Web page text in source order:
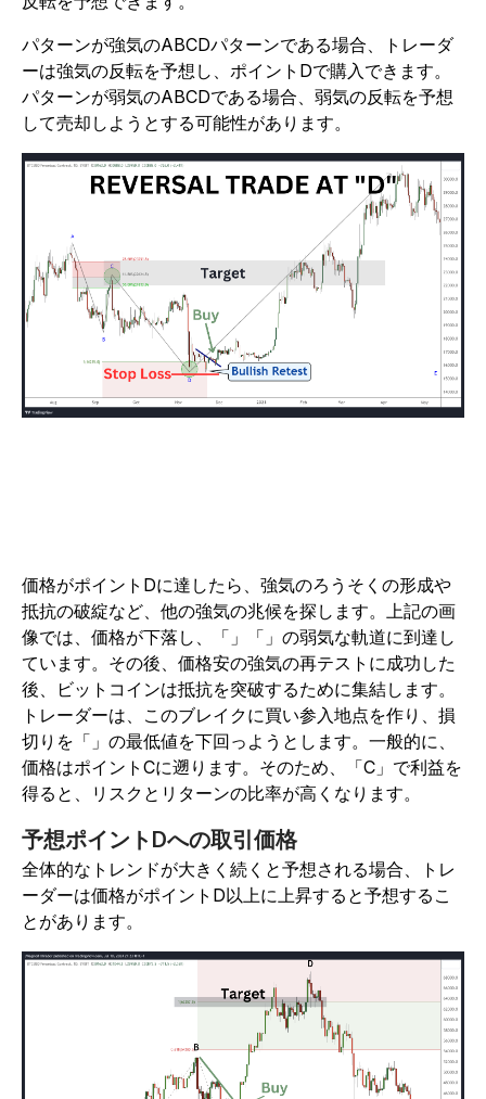
パターンが強気のABCDパターンである場合、トレーダ
ーは強気の反転を予想し、ポイントDで購入できます。
パターンが弱気のABCDである場合、弱気の反転を予想
して売却しようとする可能性があります。
価格がポイントDに達したら、強気のろうそくの形成や
抵抗の破綻など、他の強気の兆候を探します。 上記の画
像では、価格が下落し、「」「」の弱気な軌道に到達し
ています。その後、価格安の強気の再テストに成功した
後、ビットコインは抵抗を突破するために集結します。
トレーダーは、このブレイクに買い参入地点を作り、損
切りを「」の最低値を下回っようとします。 一般的に、
価格はポイントCに遡ります。そのため、「C」で利益を
得ると、リスクとリターンの比率が高くなります。
予想ポイントDへの取引価格
全体的なトレンドが大きく続くと予想される場合、トレ
ーダーは価格がポイントD以上に上昇すると予想するこ
とがあります。